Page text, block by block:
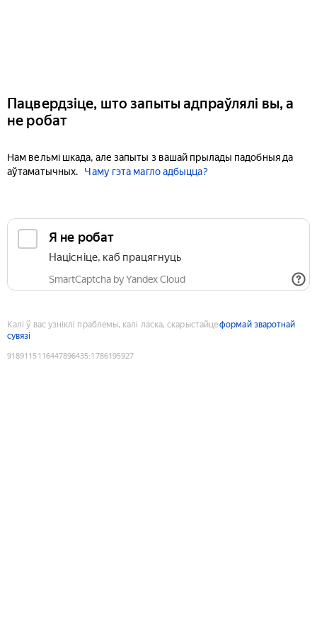
Пацвердзіце, што запыты адпраўлялі вы, а
не робат
Нам вельмі шкада, але запыты з вашай прылады падобныя да
аўтаматычных.
Чаму гэта магло адбыцца?
Я не робат
Націсніце, каб працягнуць
SmartCaptcha by Yandex Cloud
Калі ў вас узніклі праблемы, калі ласка, скарыстайцеформай зваротнай
сувязі
9189115116447896435:1786195927